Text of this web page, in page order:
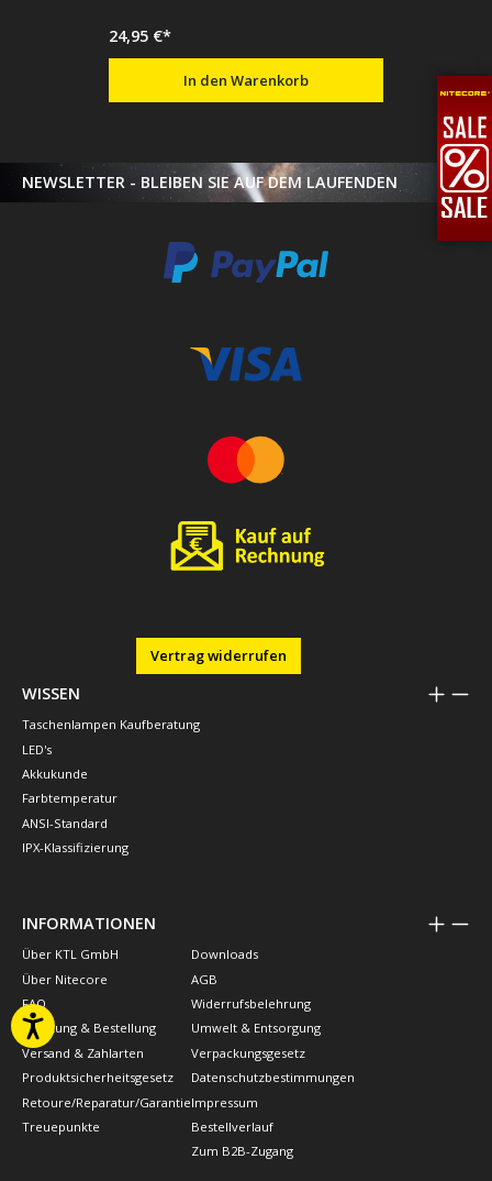
24,95 €*
In den Warenkorb
NEWSLETTER - BLEIBEN SIE AUF DEM LAUFENDEN
Vertrag widerrufen
WISSEN
Taschenlampen Kaufberatung
LED's
Akkukunde
Farbtemperatur
ANSI-Standard
IPX-Klassifizierung
INFORMATIONEN
Über KTL GmbH
Über Nitecore
FAQ
Beratung & Bestellung
Versand & Zahlarten
Produktsicherheitsgesetz
Retoure/Reparatur/Garantie
Treuepunkte
Downloads
AGB
Widerrufsbelehrung
Umwelt & Entsorgung
Verpackungsgesetz
Datenschutzbestimmungen
Impressum
Bestellverlauf
Zum B2B-Zugang